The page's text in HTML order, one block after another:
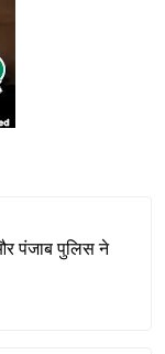
पंजाब पुलिस ने